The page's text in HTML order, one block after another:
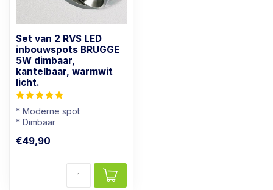
Set van 2 RVS LED
inbouwspots BRUGGE
5W dimbaar,
kantelbaar, warmwit
licht.
* Moderne spot
* Dimbaar
* RVS Kleur
€49,90